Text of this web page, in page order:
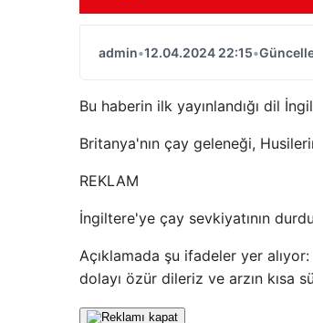
admin•12.04.2024 22:15•
Bu haberin ilk yayınlandığı dil
Britanya'nın çay geleneği,
REKLAM
İngiltere'ye çay sevkiyatının
Açıklamada şu ifadeler yer
dolayı özür dileriz ve arzın kısa